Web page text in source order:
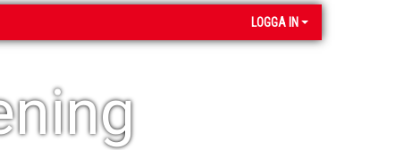
LOGGA IN